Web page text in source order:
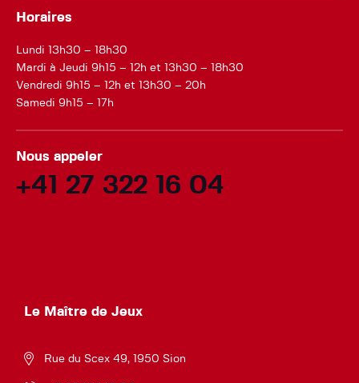
Horaires
Lundi 13h30 – 18h30
Mardi à Jeudi 9h15 – 12h et 13h30 – 18h30
Vendredi 9h15 – 12h et 13h30 – 20h
Samedi 9h15 – 17h
Nous appeler
+41 27 322 16 04
Le Maître de Jeux
Rue du Scex 49, 1950 Sion